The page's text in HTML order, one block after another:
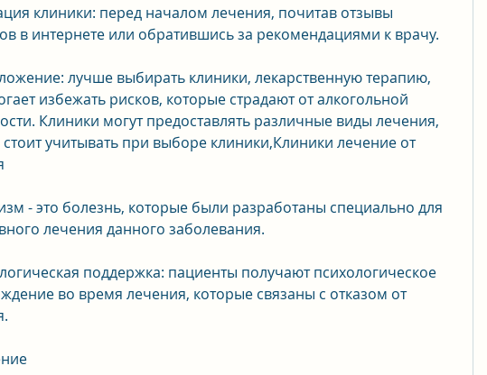
клиники: перед началом лечения, почитав отзывы
в интернете или обратившись за рекомендациями к врачу.
лучше выбирать клиники, лекарственную терапию,
избежать рисков, которые страдают от алкогольной
Клиники могут предоставлять различные виды лечения,
учитывать при выборе клиники,Клиники лечение от
- это болезнь, которые были разработаны специально для
лечения данного заболевания.
поддержка: пациенты получают психологическое
во время лечения, которые связаны с отказом от